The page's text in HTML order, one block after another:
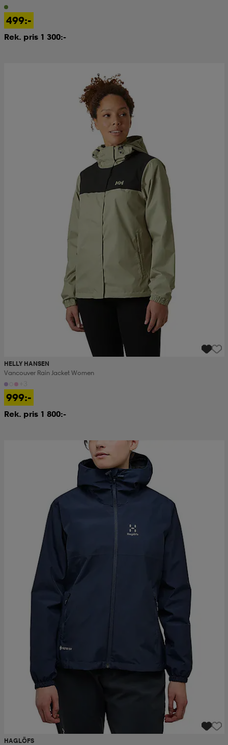
499:-
Rek. pris 1 300:-
HELLY HANSEN
Vancouver Rain Jacket Women
999:-
Rek. pris 1 800:-
HAGLÖFS